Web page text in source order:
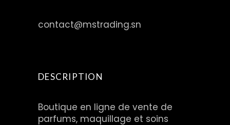
contact@mstrading.sn
DESCRIPTION
Boutique en ligne de vente de
parfums, maquillage et soins